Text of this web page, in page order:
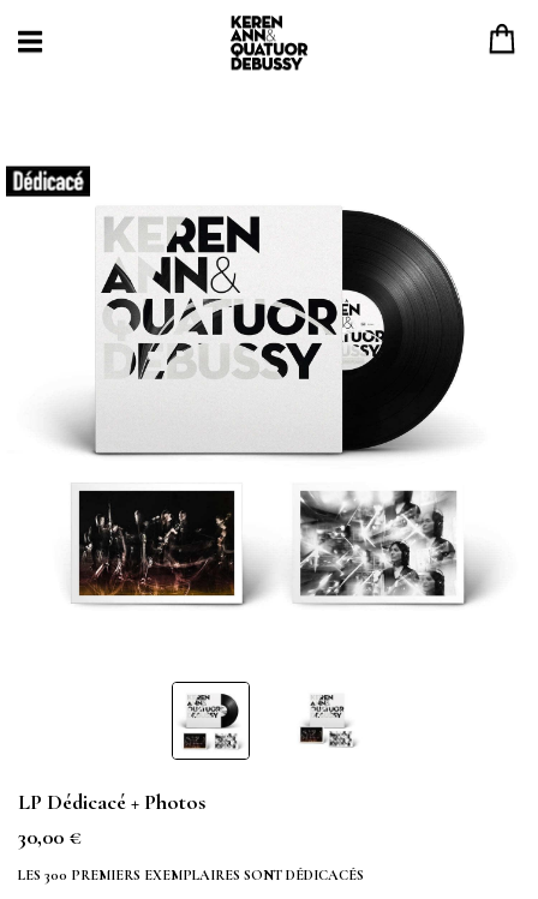
LP Dédicacé + Photos
30,00 €
LES 300 PREMIERS EXEMPLAIRES SONT DÉDICACÉS